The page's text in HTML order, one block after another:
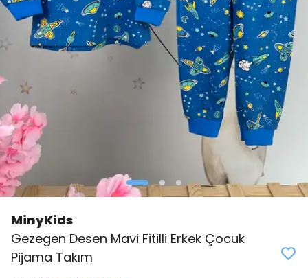
MinyKids
Gezegen Desen Mavi Fitilli Erkek Çocuk
Pijama Takım
👀 Şu an 2 kişi
Bu ürünü